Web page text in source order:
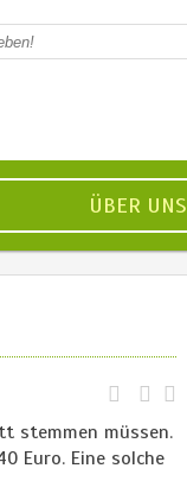
ÜBER UNS
stemmen müssen.
Euro. Eine solche